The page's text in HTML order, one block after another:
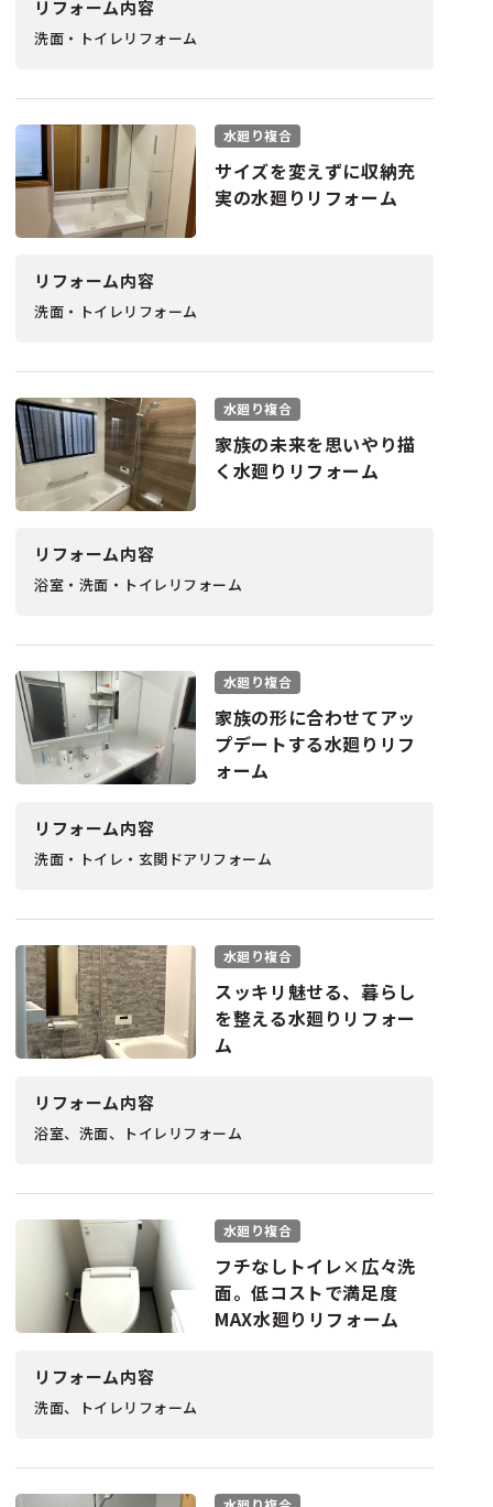
リフォーム内容
洗面・トイレリフォーム
水廻り複合
サイズを変えずに収納充
実の水廻りリフォーム
リフォーム内容
洗面・トイレリフォーム
水廻り複合
家族の未来を思いやり描
く水廻りリフォーム
リフォーム内容
浴室・洗面・トイレリフォーム
水廻り複合
家族の形に合わせてアッ
プデートする水廻りリフ
ォーム
リフォーム内容
洗面・トイレ・玄関ドアリフォーム
水廻り複合
スッキリ魅せる、暮らし
を整える水廻りリフォー
ム
リフォーム内容
浴室、洗面、トイレリフォーム
水廻り複合
フチなしトイレ×広々洗
面。低コストで満足度
MAX水廻りリフォーム
リフォーム内容
洗面、トイレリフォーム